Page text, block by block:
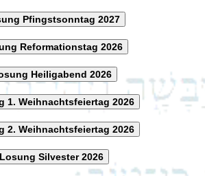
Pfingstsonntag 2027
Reformationstag 2026
Heiligabend 2026
1. Weihnachtsfeiertag 2026
2. Weihnachtsfeiertag 2026
Losung Silvester 2026